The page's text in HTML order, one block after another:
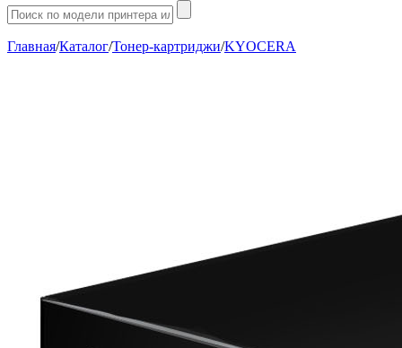
Главная/Каталог/Тонер-картриджи/KYOCERA